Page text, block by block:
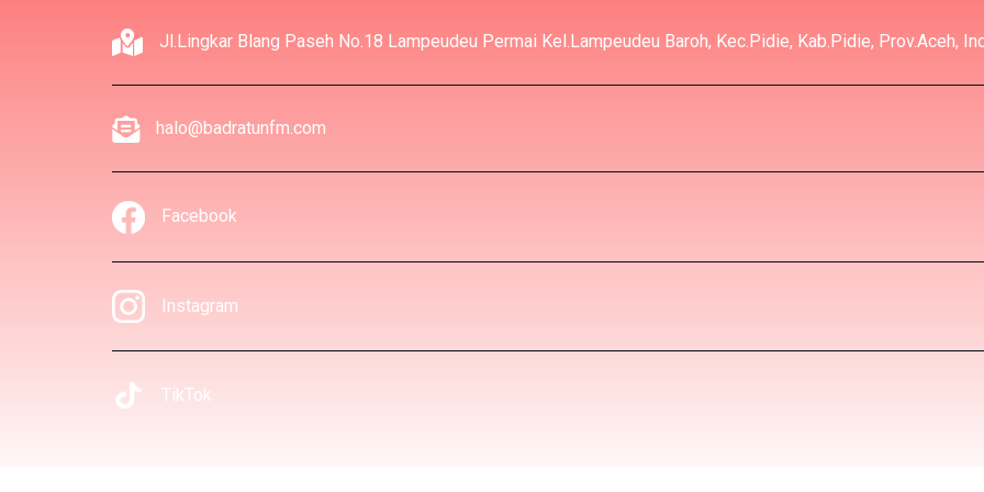
Jl.Lingkar Blang Paseh No.18 Lampeudeu Permai Kel.Lampeudeu Baroh, Kec.Pidie, Kab.Pidie, Prov.Aceh,
halo@badratunfm.com
Facebook
Instagram
TikTok